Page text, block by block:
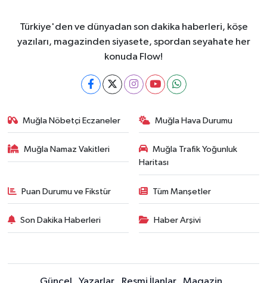
Türkiye'den ve dünyadan son dakika haberleri, köşe
yazıları, magazinden siyasete, spordan seyahate her
konuda Flow!
Muğla Nöbetçi Eczaneler Muğla Hava Durumu
Muğla Namaz Vakitleri
Muğla Trafik Yoğunluk
Haritası
Puan Durumu ve Fikstür Tüm Manşetler
Son Dakika Haberleri Haber Arşivi